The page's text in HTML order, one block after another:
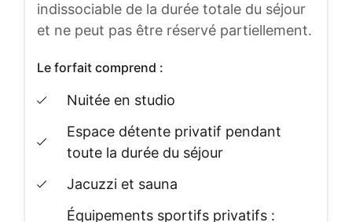
indissociable de la durée totale du séjour
et ne peut pas être réservé partiellement.
Le forfait comprend :
Nuitée en studio
Espace détente privatif pendant
toute la durée du séjour
Jacuzzi et sauna
Équipements sportifs privatifs :